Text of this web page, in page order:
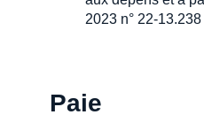
2023 n° 22-13.238
Paie